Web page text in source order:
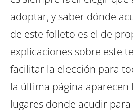
adoptar, y saber dónde
de este folleto es el de
explicaciones sobre este
facilitar la elección para
la última página aparecen
lugares donde acudir